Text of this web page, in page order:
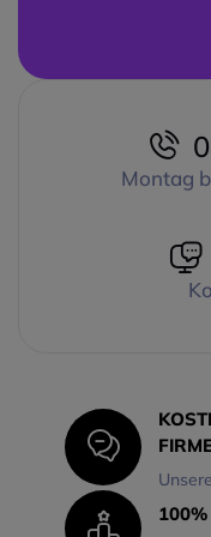
Noise-Canceling Boom
Hintergrundgeräusche
herausgefiltert werden,
separate
ermöglicht es dem
einfachen Tastendruck zu
aktivieren. Mit Bluetooth
nur 35g ermöglicht es
das Headset
jegliche Belastung zu
verwenden.
Robust in jeder
Montag
100%